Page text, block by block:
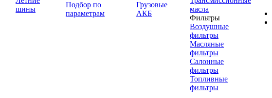
шины
Подбор по
параметрам
Грузовые
АКБ
масла
Фильтры
Воздушные
фильтры
Масляные
фильтры
Салонные
фильтры
Топливные
фильтры